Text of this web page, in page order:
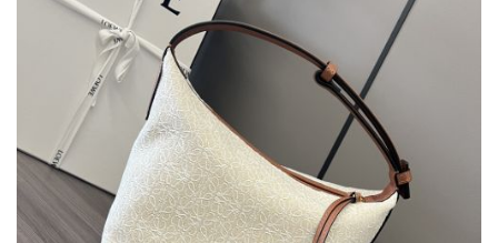
yoyocopys@gmail.com
2026人気特集
バッグ
財布
時計
服
ズボン
衣装セット
靴
住まい用品
アクセサリー
ベルト
スカーフ
アイフォーンケ
小物
2026春の新作続々更新中！期間中のご注文でお得な割引をご利用いただ
新作入荷！ルイ・ヴィトンスーパーコピー バッグ最新モデルが登場。